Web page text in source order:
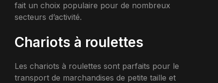
fait un choix populaire pour de nombreux
secteurs d’activité.
Chariots à roulettes
Les chariots à roulettes sont parfaits pour le
transport de marchandises de petite taille et